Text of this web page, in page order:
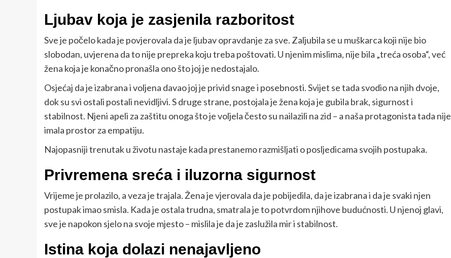
Ljubav koja je zasjenila razboritost
Sve je počelo kada je povjerovala da je ljubav opravdanje za sve. Zaljubila se u muškarca koji nije bio
slobodan, uvjerena da to nije prepreka koju treba poštovati. U njenim mislima, nije bila „treća osoba“, već
žena koja je konačno pronašla ono što joj je nedostajalo.
Osjećaj da je izabrana i voljena davao joj je privid snage i posebnosti. Svijet se tada svodio na njih dvoje,
dok su svi ostali postali nevidljivi. S druge strane, postojala je žena koja je gubila brak, sigurnost i
stabilnost. Njeni apeli za zaštitu onoga što je voljela često su nailazili na zid – a naša protagonista tada nije
imala prostor za empatiju.
Najopasniji trenutak u životu nastaje kada prestanemo razmišljati o posljedicama svojih postupaka.
Privremena sreća i iluzorna sigurnost
Vrijeme je prolazilo, a veza je trajala. Žena je vjerovala da je pobijedila, da je izabrana i da je svaki njen
postupak imao smisla. Kada je ostala trudna, smatrala je to potvrdom njihove budućnosti. U njenoj glavi,
sve je napokon sjelo na svoje mjesto – mislila je da je zaslužila mir i stabilnost.
Istina koja dolazi nenajavljeno